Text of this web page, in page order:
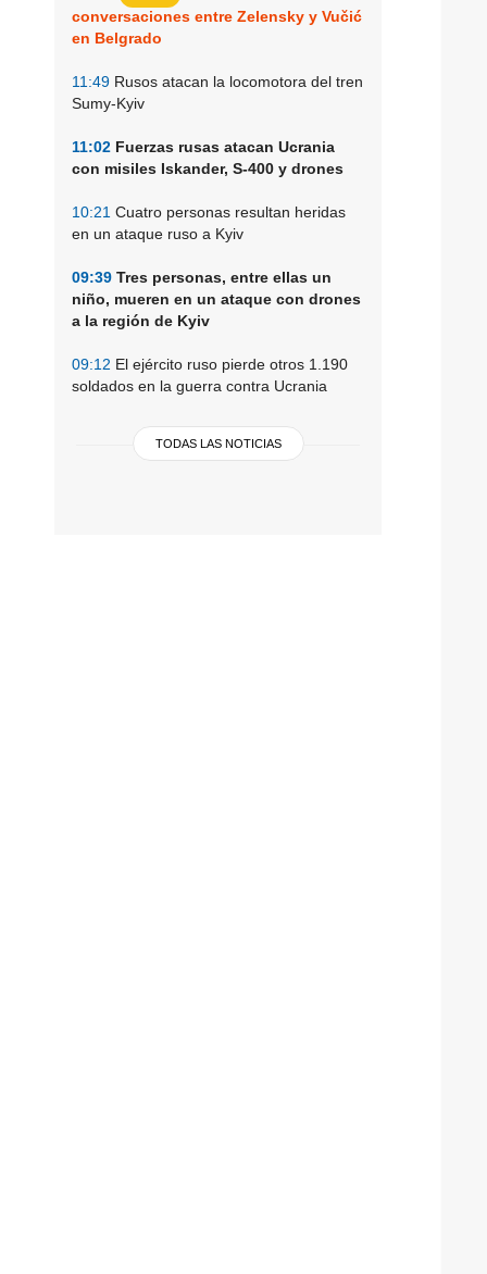
conversaciones entre Zelensky y Vučić
en Belgrado
11:49 Rusos atacan la locomotora del tren
Sumy-Kyiv
11:02 Fuerzas rusas atacan Ucrania
con misiles Iskander, S-400 y drones
10:21 Cuatro personas resultan heridas
en un ataque ruso a Kyiv
09:39 Tres personas, entre ellas un
niño, mueren en un ataque con drones
a la región de Kyiv
09:12 El ejército ruso pierde otros 1.190
soldados en la guerra contra Ucrania
TODAS LAS NOTICIAS